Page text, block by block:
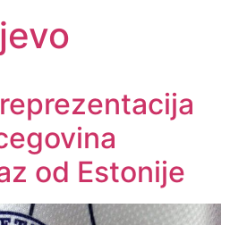
od Estonije